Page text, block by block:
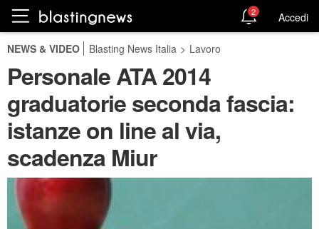
2 Accedi
NEWS & VIDEO Blasting News Italia > Lavoro
Personale ATA 2014
graduatorie seconda fascia:
istanze on line al via,
scadenza Miur